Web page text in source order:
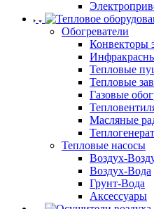
Обогреватели
Конвекторы
Тепловые
Тепловые
Газовые
Масляные
Тепловые насосы
Воздух-
Воздух-Вода
Грунт-Вода
Аксессуары